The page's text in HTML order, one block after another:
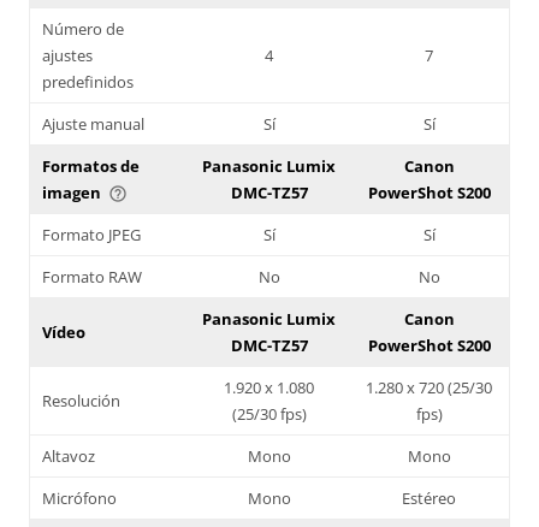
Número de
ajustes
predefinidos
4 7
Ajuste manual Sí
Sí
Formatos de
imagen help_outline
Panasonic Lumix
DMC-TZ57
Canon
PowerShot S200
Formato JPEG
Sí
Sí
Formato RAW
No No
Vídeo
Panasonic Lumix
DMC-TZ57
Canon
PowerShot S200
Resolución
1.920 x 1.080
(25/30 fps)
1.280 x 720 (25/30
fps)
Altavoz
Mono
Mono
Micrófono
Mono
Estéreo